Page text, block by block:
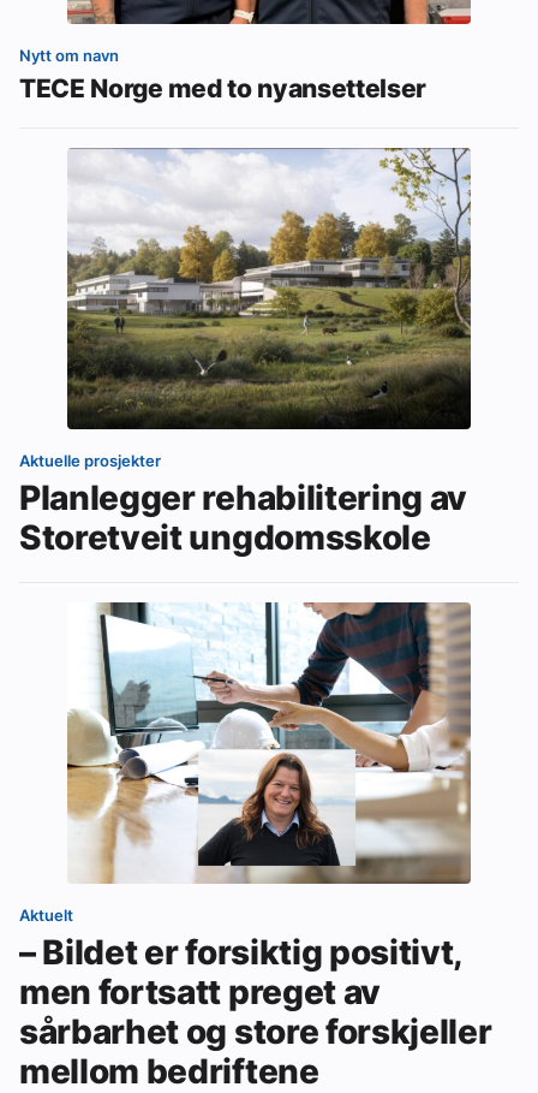
Nytt om navn
TECE Norge med to nyansettelser
Aktuelle prosjekter
Planlegger rehabilitering av
Storetveit ungdomsskole
Aktuelt
– Bildet er forsiktig positivt,
men fortsatt preget av
sårbarhet og store forskjeller
mellom bedriftene